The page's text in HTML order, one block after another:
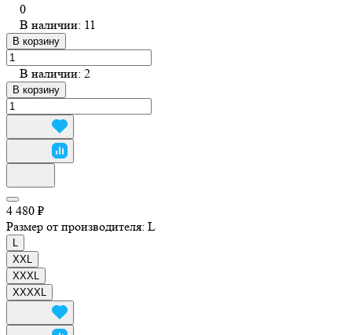
0
В наличии: 11
В корзину
В наличии: 2
В корзину
4 480 ₽
Размер от производителя: L
XXL
XXXL
XXXXL